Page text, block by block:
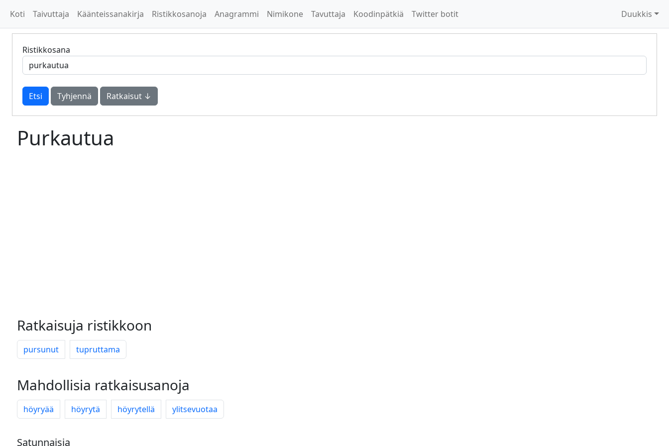
Koti Taivuttaja Käänteissanakirja Ristikkosanoja Anagrammi Nimikone Tavuttaja Koodinpätkiä Twitter botit Duukkis
Ristikkosana
Tyhjennä Ratkaisut ↓
Purkautua
Ratkaisuja ristikkoon
pursunut tupruttama
Mahdollisia ratkaisusanoja
höyryää höyrytä höyrytellä ylitsevuotaa
Satunnaisia